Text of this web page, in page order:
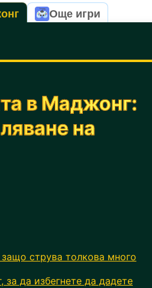
Още игри
в Маджонг:
на
струва толкова много
да избегнете да дадете